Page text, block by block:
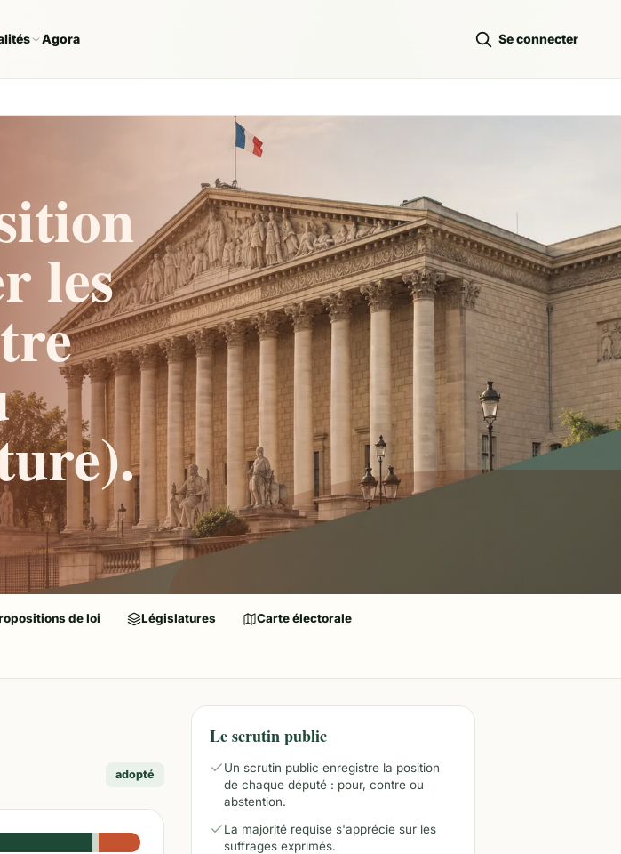
Agora Se connecter
les
de loi Législatures Carte électorale
adopté
Le scrutin public
Un scrutin public enregistre la position
de chaque député : pour, contre ou
abstention.
La majorité requise s'apprécie sur les
suffrages exprimés.